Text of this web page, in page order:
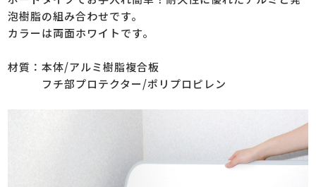
泡樹脂の組み合わせです。
カラーは両面ホワイトです。
材質：本体/アルミ樹脂複合板
フチ部プロテクター/ポリプロピレン